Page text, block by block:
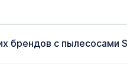
брендов с пылесосами